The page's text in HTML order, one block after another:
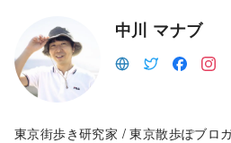
中川 マナブ
東京街歩き研究家 / 東京散歩ぽブロ